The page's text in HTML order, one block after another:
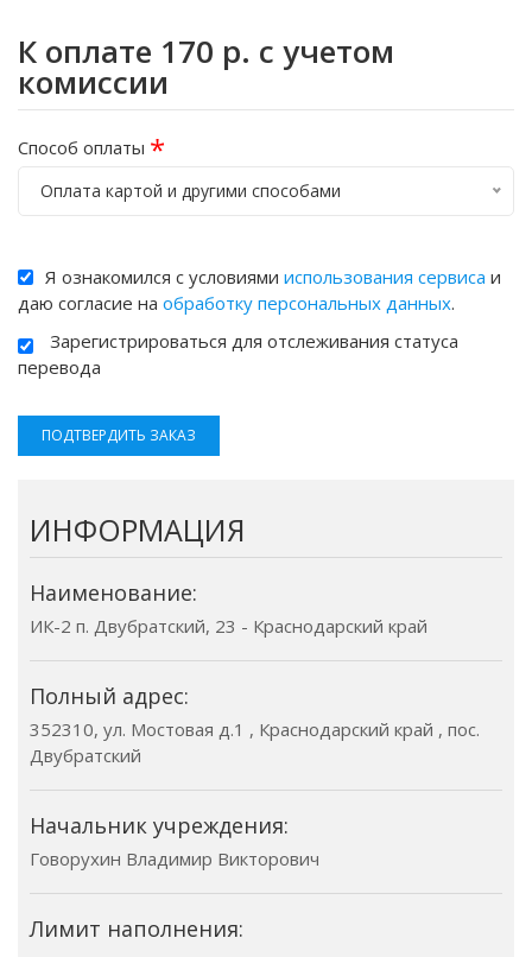
К оплате 170 р. с учетом
комиссии
Способ оплаты *
Оплата картой и другими способами
Я ознакомился с условиями использования сервиса и
даю согласие на обработку персональных данных.
Зарегистрироваться для отслеживания статуса
перевода
ПОДТВЕРДИТЬ ЗАКАЗ
ИНФОРМАЦИЯ
Наименование:
ИК-2 п. Двубратский, 23 - Краснодарский край
Полный адрес:
352310, ул. Мостовая д.1 , Краснодарский край , пос.
Двубратский
Начальник учреждения:
Говорухин Владимир Викторович
Лимит наполнения: